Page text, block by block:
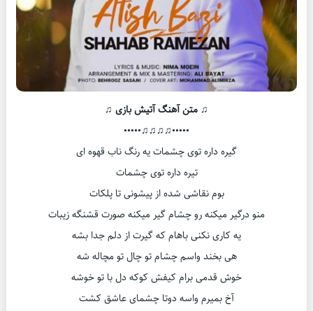
♫ متن آهنگ آتیش بازی ♫
•••••♫♫♫♫•••••
گیره داره توی چشمات یه رنگ ناب قهوه ای
تیره داره توی چشمات
بوم نقاشی شده از پیشونی تا پلکات
منو درگیر میکنه رو چشام گیر میکنه صورت قشنگه زیبات
یه کاری نکنی باهام که گیرت از دلم جدا بشه
هی بخند واسم چشام تو چال تو مچاله شه
خوش قدمی برام کیفش کوکه دل با تو خوشه
آخ بمیرم واسه دوتا چشمای عاشق کشت